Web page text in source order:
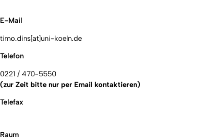
E-Mail
timo.dins[at]uni-koeln.de
Telefon
0221 / 470-5550
(zur Zeit bitte nur per Email kontaktieren)
Telefax
Raum